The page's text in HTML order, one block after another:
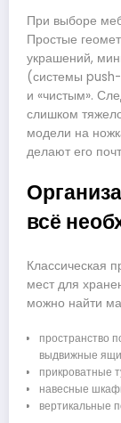
При выборе
Простые
украшений,
(системы
и «чистым».
слишком
модели на
делают его
всё
Классическая
мест для
можно найти
пространство
выдвижные
прикроватные
навесные
вертикальные